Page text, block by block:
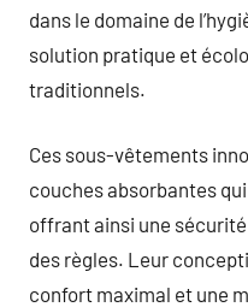
dans le domaine de
solution pratique et
traditionnels.
Ces sous-vêtements
couches absorbantes
offrant ainsi une
des règles. Leur
confort maximal et une